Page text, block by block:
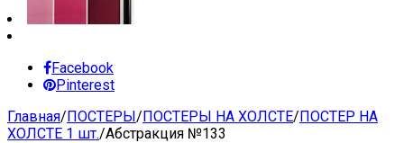
Facebook
Pinterest
Главная/ПОСТЕРЫ/ПОСТЕРЫ НА ХОЛСТЕ/ПОСТЕР НА
ХОЛСТЕ 1 шт./Абстракция №133